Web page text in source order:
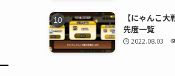
【にゃんこ
先度一覧
2022.08.03